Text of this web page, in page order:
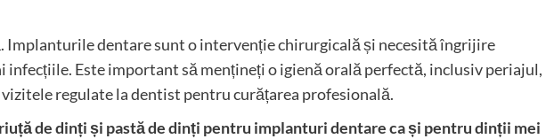
Implanturile dentare sunt o intervenție chirurgicală și necesită îngrijire
infecțiile. Este important să mențineți o igienă orală perfectă, inclusiv periajul,
regulate la dentist pentru curățarea profesională.
de dinți și pastă de dinți pentru implanturi dentare ca și pentru dinții mei